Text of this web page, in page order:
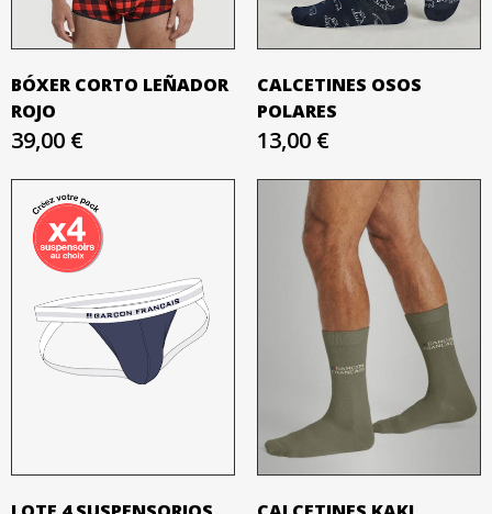
BÓXER CORTO LEÑADOR
ROJO
39,00 €
CALCETINES OSOS
POLARES
13,00 €